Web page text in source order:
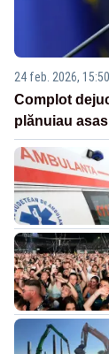
24 feb. 2026, 15:50
Complot
plănuiau